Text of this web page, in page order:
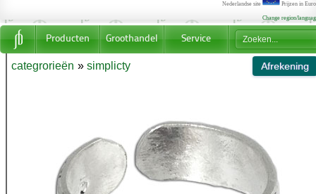
Nederlandse site Prijzen in
Change region/
Producten Groothandel Service
categrorieën » simplicty